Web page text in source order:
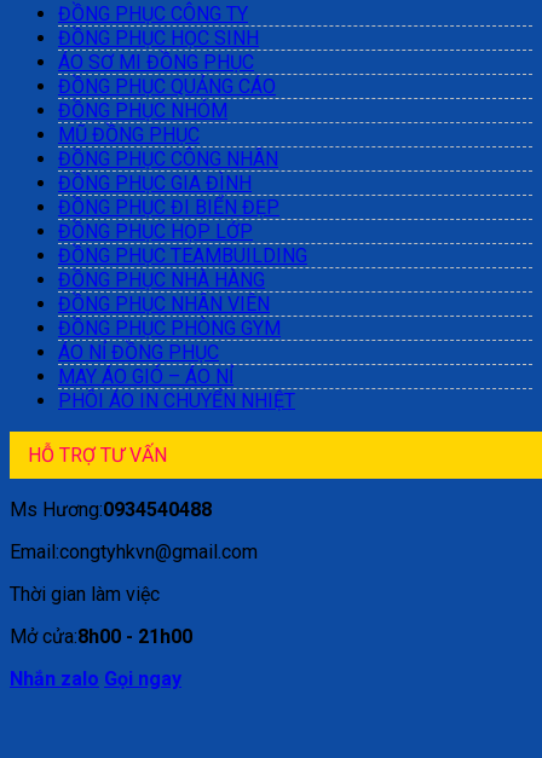
ĐỒNG PHỤC CÔNG TY
ĐỒNG PHỤC HỌC SINH
ÁO SƠ MI ĐỒNG PHỤC
ĐỒNG PHỤC QUẢNG CÁO
ĐỒNG PHỤC NHÓM
MŨ ĐỒNG PHỤC
ĐỒNG PHỤC CÔNG NHÂN
ĐỒNG PHỤC GIA ĐÌNH
ĐỒNG PHỤC ĐI BIỂN ĐẸP
ĐỒNG PHỤC HỌP LỚP
ĐỒNG PHỤC TEAMBUILDING
ĐỒNG PHỤC NHÀ HÀNG
ĐỒNG PHỤC NHÂN VIÊN
ĐỒNG PHỤC PHÒNG GYM
ÁO NỈ ĐỒNG PHỤC
MAY ÁO GIÓ – ÁO NỈ
PHÔI ÁO IN CHUYỂN NHIỆT
HỖ TRỢ TƯ VẤN
Ms Hương:0934540488
Email:congtyhkvn@gmail.com
Thời gian làm việc
Mở cửa:8h00 - 21h00
Nhắn zalo Gọi ngay